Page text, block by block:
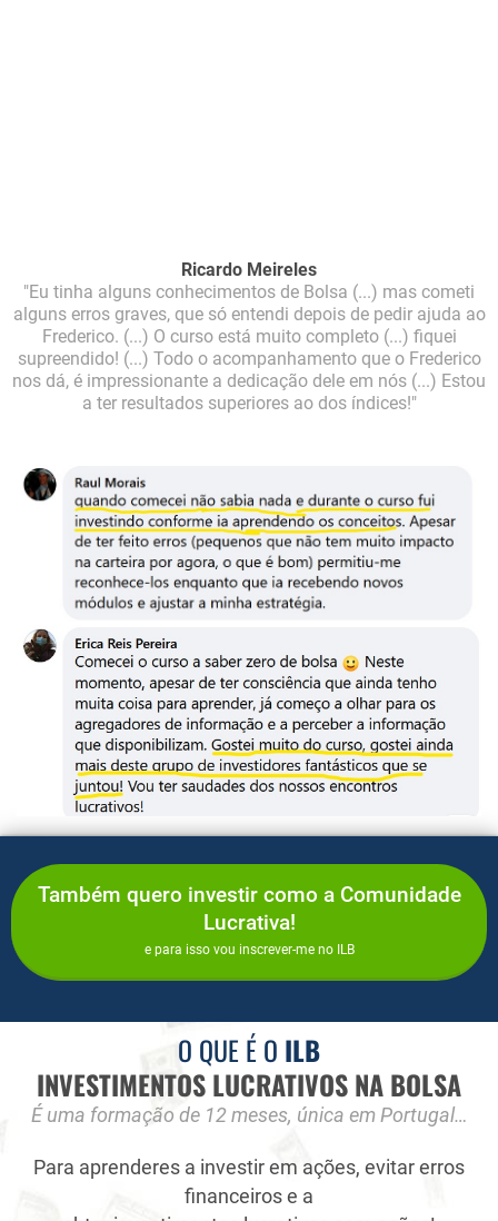
Ricardo Meireles
"Eu tinha alguns conhecimentos de Bolsa (...) mas cometi
alguns erros graves, que só entendi depois de pedir ajuda ao
Frederico. (...) O curso está muito completo (...) fiquei
supreendido! (...) Todo o acompanhamento que o Frederico
nos dá, é impressionante a dedicação dele em nós (...) Estou
a ter resultados superiores ao dos índices!"
Também quero investir como a Comunidade
Lucrativa!
e para isso vou inscrever-me no ILB
O QUE É O ILB
INVESTIMENTOS LUCRATIVOS NA BOLSA
É uma formação de 12 meses, única em Portugal…
Para aprenderes a investir em ações, evitar erros
financeiros e a